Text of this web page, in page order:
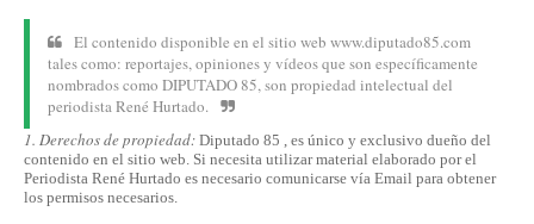
El contenido disponible en el sitio web www.diputado85.com
tales como: reportajes, opiniones y vídeos que son específicamente
nombrados como DIPUTADO 85, son propiedad intelectual del
periodista René Hurtado.
1. Derechos de propiedad: Diputado 85 , es único y exclusivo dueño del
contenido en el sitio web. Si necesita utilizar material elaborado por el
Periodista René Hurtado es necesario comunicarse vía Email para obtener
los permisos necesarios.